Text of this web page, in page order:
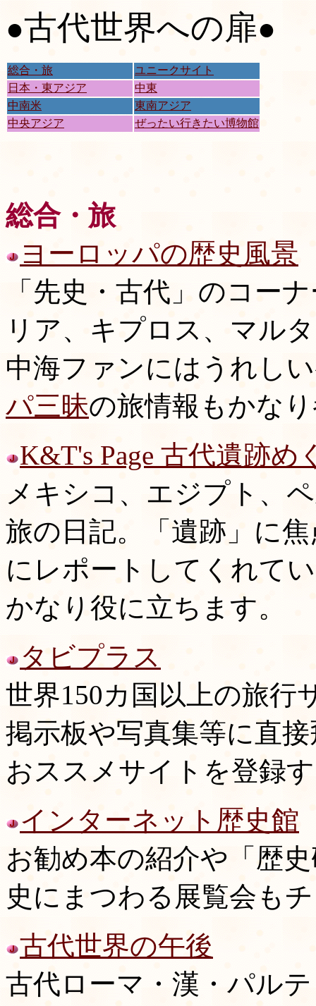
●古代世界への扉●
総合・旅
ユニークサイト
日本・東アジア
中東
中南米
東南アジア
中央アジア
ぜったい行きたい博物館
総合・旅
ヨーロッパの歴史風景
「先史・古代」のコー
リア、キプロス、マル
中海ファンにはうれし
パ三昧の旅情報もかな
K&T's Page 古代遺跡め
メキシコ、エジプト、
旅の日記。「遺跡」に
にレポートしてくれて
かなり役に立ちます。
タビプラス
世界150カ国以上の旅行
掲示板や写真集等に直
おススメサイトを登録
インターネット歴史館
お勧め本の紹介や「歴
史にまつわる展覧会も
古代世界の午後
古代ローマ・漢・パル